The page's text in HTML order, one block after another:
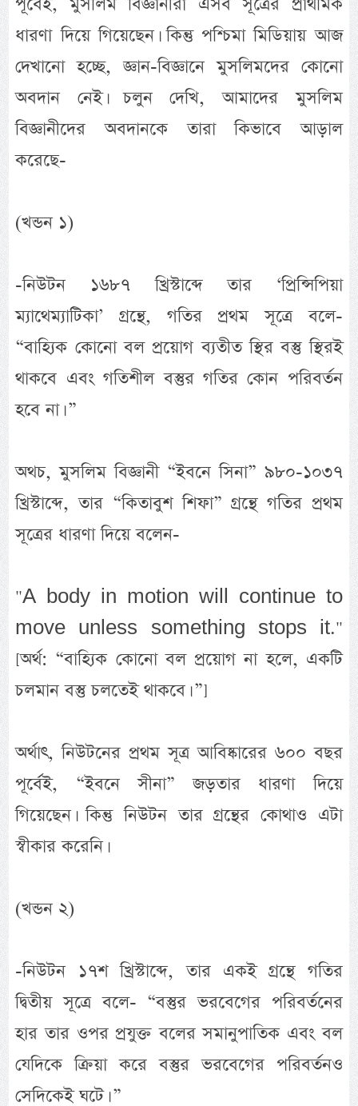
ধারণা দিয়ে গিয়েছেন। কিন্তু পশ্চিমা মিডিয়ায় আজ
দেখানো হচ্ছে, জ্ঞান-বিজ্ঞানে মুসলিমদের কোনো
অবদান নেই। চলুন দেখি, আমাদের মুসলিম
বিজ্ঞানীদের অবদানকে তারা কিভাবে আড়াল
করেছে-
(খন্ডন ১)
-নিউটন ১৬৮৭ খ্রিস্টাব্দে তার ‘প্রিন্সিপিয়া
ম্যাথেম্যাটিকা’ গ্রন্থে, গতির প্রথম সূত্রে বলে-
“বাহ্যিক কোনো বল প্রয়োগ ব্যতীত স্থির বস্তু স্থিরই
থাকবে এবং গতিশীল বস্তুর গতির কোন পরিবর্তন
হবে না। ”
অথচ, মুসলিম বিজ্ঞানী “ইবনে সিনা” ৯৮০-১০৩৭
খ্রিস্টাব্দে, তার “কিতাবুশ শিফা” গ্রন্থে গতির প্রথম
সূত্রের ধারণা দিয়ে বলেন-
"A body in motion will continue to
move unless something stops it."
[অর্থ: “বাহ্যিক কোনো বল প্রয়োগ না হলে, একটি
চলমান বস্তু চলতেই থাকবে। ”]
অর্থাৎ, নিউটনের প্রথম সূত্র আবিষ্কারের ৬০০ বছর
পূর্বেই, “ইবনে সীনা” জড়তার ধারণা দিয়ে
গিয়েছেন। কিন্তু নিউটন তার গ্রন্থের কোথাও এটা
স্বীকার করেনি।
(খন্ডন ২)
-নিউটন ১৭শ খ্রিস্টাব্দে, তার একই গ্রন্থে গতির
দ্বিতীয় সূত্রে বলে- “বস্তুর ভরবেগের পরিবর্তনের
হার তার ওপর প্রযুক্ত বলের সমানুপাতিক এবং বল
যেদিকে ক্রিয়া করে বস্তুর ভরবেগের পরিবর্তনও
সেদিকেই ঘটে। ”